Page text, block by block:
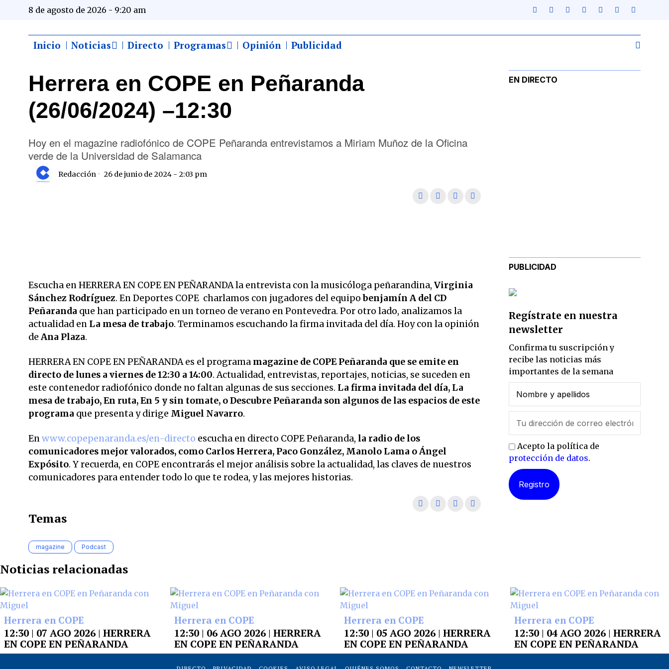
8 de agosto de 2026 - 9:20 am
Inicio Noticias Directo Programas Opinión Publicidad
Herrera en COPE en Peñaranda
(26/06/2024) –12:30
Hoy en el magazine radiofónico de COPE Peñaranda entrevistamos a Miriam Muñoz de la Oficina
verde de la Universidad de Salamanca
Redacción 26 de junio de 2024 - 2:03 pm
Escucha en HERRERA EN COPE EN PEÑARANDA la entrevista con la musicóloga peñarandina, Virginia
Sánchez Rodríguez. En Deportes COPE charlamos con jugadores del equipobenjamín A del CD
Peñaranda que han participado en un torneo de verano en Pontevedra. Por otro lado, analizamos la
actualidad en La mesa de trabajo. Terminamos escuchando la firma invitada del día. Hoy con la opinión
de Ana Plaza.
HERRERA EN COPE EN PEÑARANDA es el programa magazine de COPE Peñaranda que se emite en
directo de lunes a viernes de 12:30 a 14:00. Actualidad, entrevistas, reportajes, noticias, se suceden en
este contenedor radiofónico donde no faltan algunas de sus secciones. La firma invitada del día, La
mesa de trabajo, En ruta, En 5 y sin tomate, o Descubre Peñaranda son algunos de las espacios de este
programa que presenta y dirige Miguel Navarro.
Enwww.copepenaranda.es/en-directo escucha en directo COPE Peñaranda, la radio de los
comunicadores mejor valorados, como Carlos Herrera, Paco González, Manolo Lama o Ángel
Expósito. Y recuerda, en COPE encontrarás el mejor análisis sobre la actualidad, las claves de nuestros
comunicadores para entender todo lo que te rodea, y las mejores historias.
Temas
magazine Podcast
EN DIRECTO
PUBLICIDAD
Regístrate en nuestra
newsletter
Confirma tu suscripción y
recibe las noticias más
importantes de la semana
Acepto la política de
protección de datos.
Noticias relacionadas
Herrera en COPE
12:30 | 07 AGO 2026 | HERRERA
EN COPE EN PEÑARANDA
Herrera en COPE
12:30 | 06 AGO 2026 | HERRERA
EN COPE EN PEÑARANDA
Herrera en COPE
12:30 | 05 AGO 2026 | HERRERA
EN COPE EN PEÑARANDA
Herrera en COPE
12:30 | 04 AGO 2026 | HERRERA
EN COPE EN PEÑARANDA